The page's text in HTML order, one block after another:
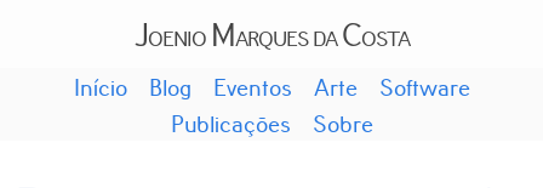
Joenio Marques da Costa
Início Blog Eventos Arte
Software
Publicações
Sobre